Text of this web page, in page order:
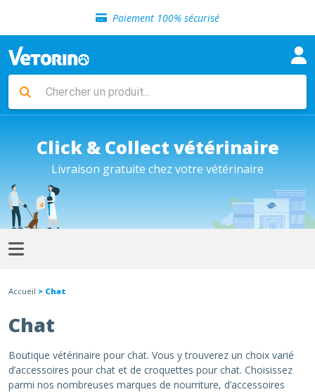
Paiement 100% sécurisé
Livraison gratuite en clinique vétérinaire
Sélection de croquettes vétérinaire
Livraison gratuite en clinique vétérinaire
Retour gratuit en clinique
Click & Collect vétérinaire
Livraison gratuite chez votre vétérinaire
Accueil > Chat
Chat
Boutique vétérinaire pour chat. Vous y trouverez un choix varié
d’accessoires pour chat et de croquettes pour chat. Choisissez
parmi nos nombreuses marques de nourriture, d’accessoires